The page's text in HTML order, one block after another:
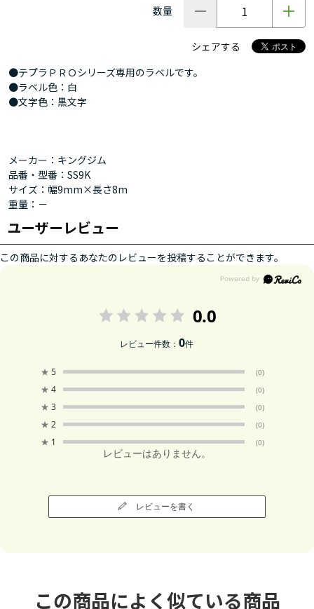
数量
シェアする
●テプラＰＲＯシリーズ専用のラベルです。
●ラベル色：白
●文字色：黒文字
メーカー：キングジム
品番・型番：SS9K
サイズ：幅9mm×長さ8m
重量：－
ユーザーレビュー
この商品に対するあなたのレビューを投稿することができます。
0.0
レビュー件数：0件
★ 5 (0)
★ 4 (0)
★ 3 (0)
★ 2 (0)
★ 1 (0)
レビューはありません。
レビューを書く
この商品によく似ている商品